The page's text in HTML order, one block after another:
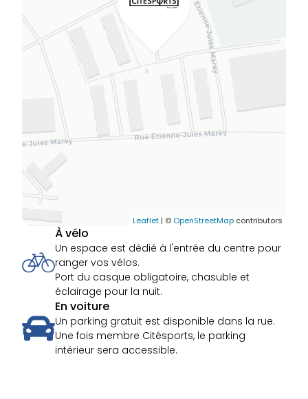
Leaflet | © OpenStreetMap contributors
À vélo
Un espace est dédié à l'entrée du centre pour
ranger vos vélos.
Port du casque obligatoire, chasuble et
éclairage pour la nuit.
En voiture
Un parking gratuit est disponible dans la rue.
Une fois membre Citésports, le parking
intérieur sera accessible.